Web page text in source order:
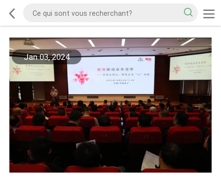
Jan 03, 2024